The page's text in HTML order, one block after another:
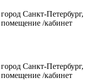
Санкт-Петербург,
помещение /кабинет
Санкт-Петербург,
помещение /кабинет